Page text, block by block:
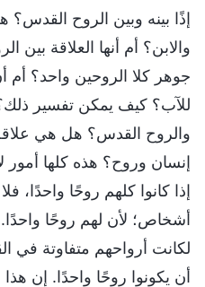
إذًا بينه وبين الروح القدس؟
والابن؟ أم أنها العلاقة
جوهر كلا الروحين واحد؟ أم
للآب؟ كيف يمكن تفسير ذلك؟
والروح القدس؟ هل هي
إنسان وروح؟ هذه كلها أمور
إذا كانوا كلهم روحًا واحدًا،
أشخاص؛ لأن لهم روحًا واحدًا.
لكانت أرواحهم متفاوتة في
أن يكونوا روحًا واحدًا. إن